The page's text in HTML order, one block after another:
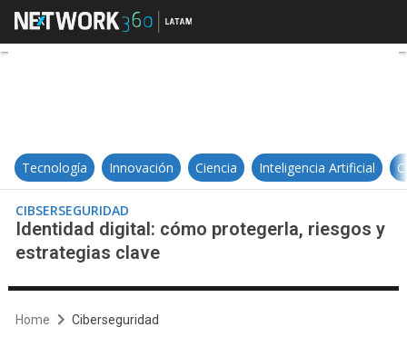
Identidad digital: cómo
Tecnología Innovación Ciencia Inteligencia Artificial
CIBSERSEGURIDAD
Identidad digital: cómo protegerla, riesgos y
estrategias clave
Home Ciberseguridad